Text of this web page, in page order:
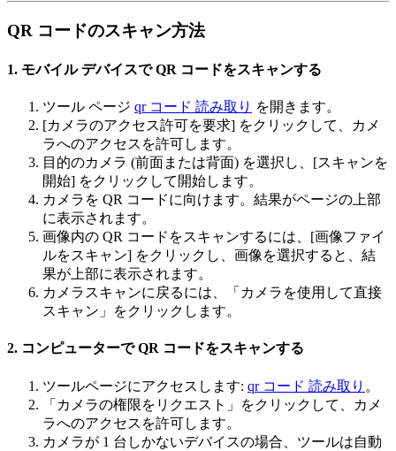
QR コードのスキャン方法
1. モバイル デバイスで QR コードをスキャンする
ツール ページ qr コード 読み取り を開きます。
[カメラのアクセス許可を要求] をクリックして、カメ
ラへのアクセスを許可します。
目的のカメラ (前面または背面) を選択し、[スキャンを
開始] をクリックして開始します。
カメラを QR コードに向けます。結果がページの上部
に表示されます。
画像内の QR コードをスキャンするには、[画像ファイ
ルをスキャン] をクリックし、画像を選択すると、結
果が上部に表示されます。
カメラスキャンに戻るには、「カメラを使用して直接
スキャン」をクリックします。
2. コンピューターで QR コードをスキャンする
ツールページにアクセスします: qr コード 読み取り 。
「カメラの権限をリクエスト」をクリックして、カメ
ラへのアクセスを許可します。
カメラが 1 台しかないデバイスの場合、ツールは自動